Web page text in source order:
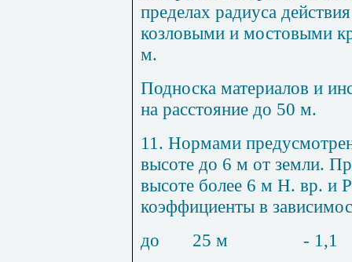
пределах радиуса
козловыми и мостовыми
м.
Подноска материалов и
на расстояние до 50 м.
11 . Нормами
высоте до 6 м от земли.
высоте более 6 м Н. вр. и
коэффициенты в
до
25 м
- 1,1